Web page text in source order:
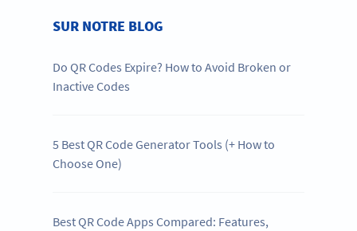
SUR NOTRE BLOG
Do QR Codes Expire? How to Avoid Broken or
Inactive Codes
5 Best QR Code Generator Tools (+ How to
Choose One)
Best QR Code Apps Compared: Features,